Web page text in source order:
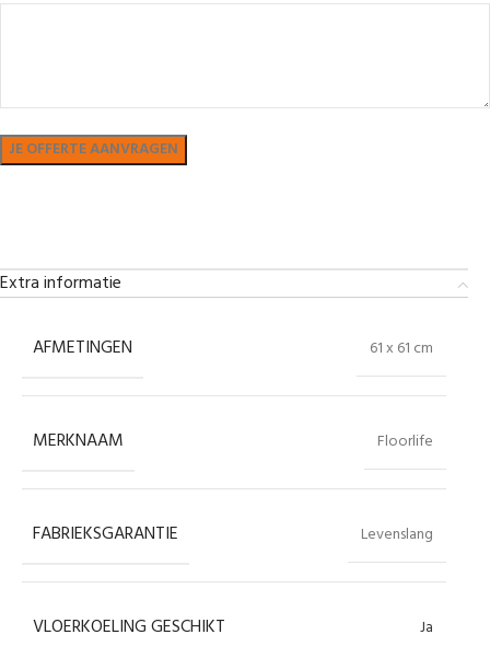
Extra informatie
AFMETINGEN 61 x 61 cm
MERKNAAM Floorlife
FABRIEKSGARANTIE Levenslang
VLOERKOELING GESCHIKT Ja